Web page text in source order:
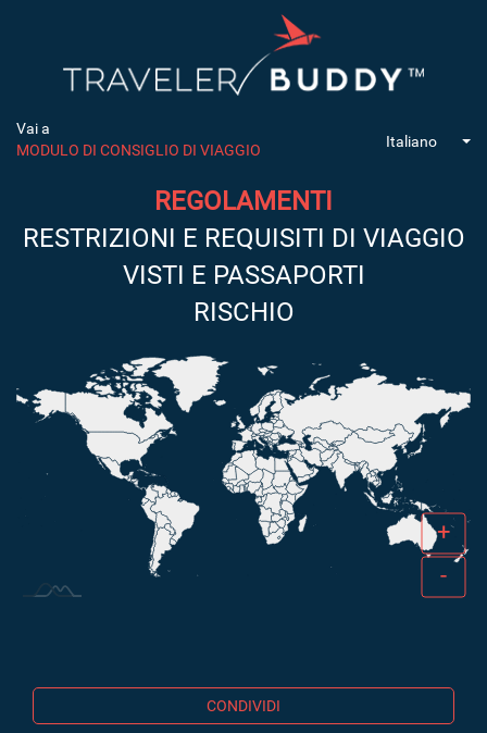
Italiano
Vai a
MODULO DI CONSIGLIO DI VIAGGIO
REGOLAMENTI
RESTRIZIONI E REQUISITI DI VIAGGIO
VISTI E PASSAPORTI
RISCHIO
+
-
CONDIVIDI